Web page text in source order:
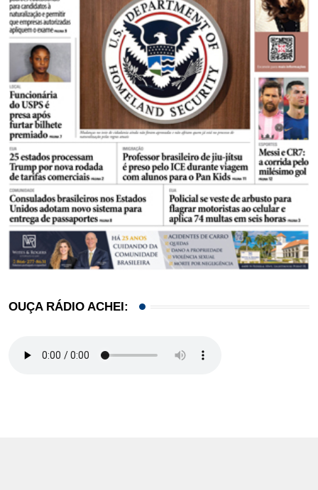
OUÇA RÁDIO ACHEI: